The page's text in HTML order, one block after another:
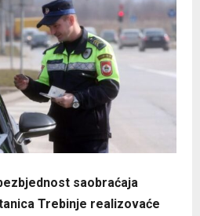
saobraćaja
Trebinje realizovaće